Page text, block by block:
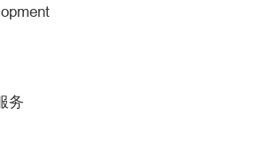
务